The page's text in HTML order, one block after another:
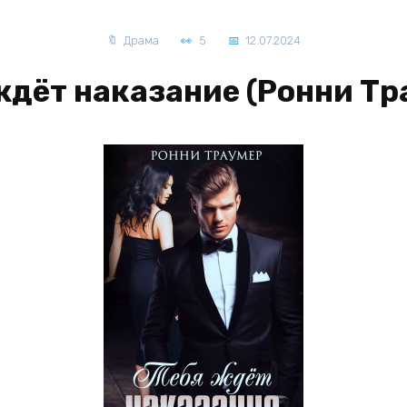
Драма 5 12.07.2024
наказание (Ронни